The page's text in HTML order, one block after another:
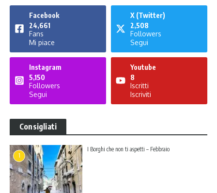
Facebook
24,661
Fans
Mi piace
X (Twitter)
2,508
Followers
Segui
Instagram
5,150
Followers
Segui
Youtube
8
Iscritti
Iscriviti
Consigliati
1
I Borghi che non ti aspetti – Febbraio